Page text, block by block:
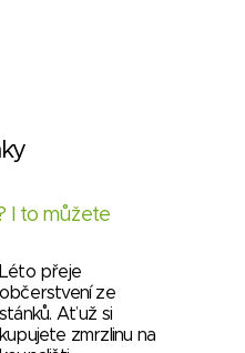
I to můžete
Léto přeje
občerstvení ze
stánků. Ať už si
kupujete zmrzlinu na